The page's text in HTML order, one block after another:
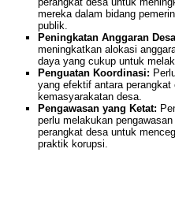
mereka dalam bidang
publik.
Peningkatan Anggaran
meningkatkan alokasi
daya yang cukup untuk
Penguatan Koordinasi:
yang efektif antara
kemasyarakatan desa.
Pengawasan yang Ketat:
perlu melakukan
perangkat desa untuk
praktik korupsi.